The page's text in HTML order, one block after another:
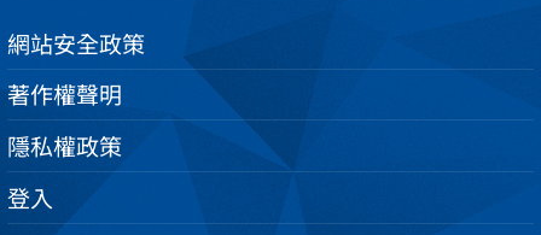
網站安全政策
著作權聲明
隱私權政策
登入